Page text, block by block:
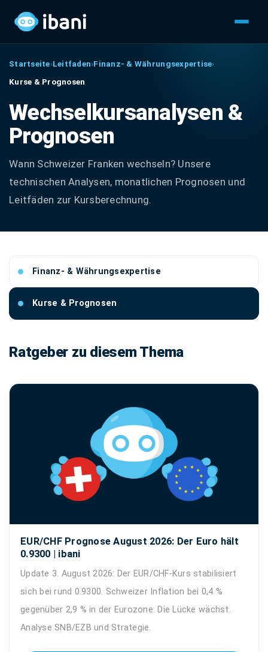
Startseite›Leitfaden›Finanz- & Währungsexpertise›
Kurse & Prognosen
Wechselkursanalysen &
Prognosen
Wann Schweizer Franken wechseln? Unsere
technischen Analysen, monatlichen Prognosen und
Leitfäden zur Kursberechnung.
Finanz- & Währungsexpertise
Kurse & Prognosen
Ratgeber zu diesem Thema
EUR/CHF Prognose August 2026: Der Euro hält
0.9300 | ibani
Update 3. August 2026: Der EUR/CHF-Kurs stabilisiert
sich bei rund 0.9300. Schweizer Inflation bei 0,4 %
gegenüber 2,9 % in der Eurozone: Die Lücke wächst.
Analyse SNB/EZB und Strategie.